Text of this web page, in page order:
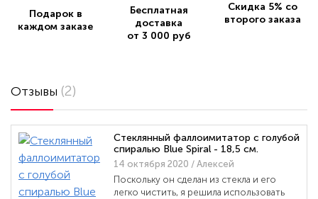
Подарок в
каждом заказе
Бесплатная
доставка
от 3 000 руб
Скидка 5% со
второго заказа
Отзывы (2)
Стеклянный фаллоимитатор с голубой
спиралью Blue Spiral - 18,5 см.
14 октября 2020 / Алексей
Поскольку он сделан из стекла и его
легко чистить, я решила использовать